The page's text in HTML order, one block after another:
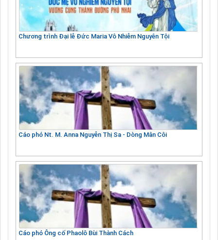
Chương trình Đại lễ Đức Maria Vô Nhiễm Nguyên Tội
Cáo phó Nt. M. Anna Nguyễn Thị Sa - Dòng Mân Côi
Cáo phó Ông cố Phaolô Bùi Thành Cách